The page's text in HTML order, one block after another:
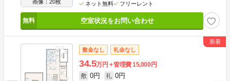
画像：20枚 ネット無料 フリーレント
空室状況をお問い合わせ
敷金なし 礼金なし
34.5万円 管理費15,000円
敷 0円 礼 0円